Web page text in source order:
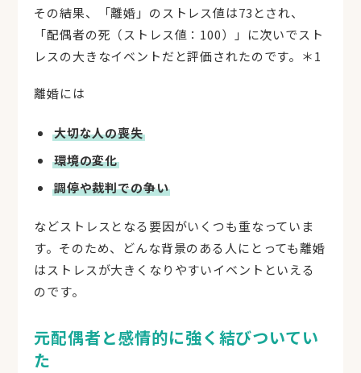
その結果、「離婚」のストレス値は73とされ、
「配偶者の死（ストレス値：100）」に次いでスト
レスの大きなイベントだと評価されたのです。＊1
離婚には
大切な人の喪失
環境の変化
調停や裁判での争い
などストレスとなる要因がいくつも重なっていま
す。そのため、どんな背景のある人にとっても離婚
はストレスが大きくなりやすいイベントといえる
のです。
元配偶者と感情的に強く結びついてい
た